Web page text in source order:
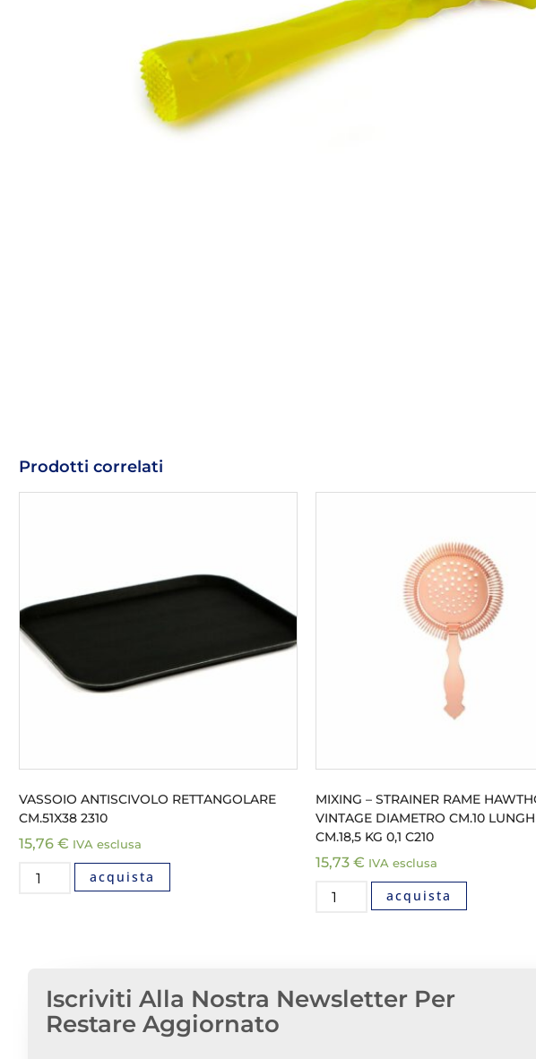
Prodotti correlati
VASSOIO ANTISCIVOLO RETTANGOLARE
CM.51X38 2310
15,76 € IVA esclusa
acquista
MIXING – STRAINER RAME
VINTAGE DIAMETRO CM.10
CM.18,5 KG 0,1 C210
15,73 € IVA esclusa
acquista
Iscriviti Alla Nostra Newsletter Per
Restare Aggiornato